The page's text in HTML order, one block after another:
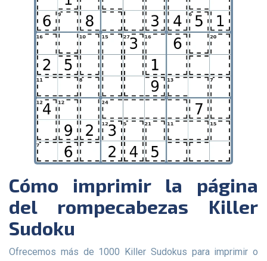
Cómo imprimir la página
del rompecabezas Killer
Sudoku
Ofrecemos más de 1000 Killer Sudokus para imprimir o